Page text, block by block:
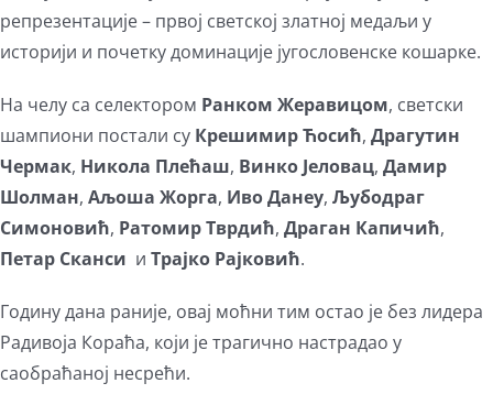
репрезентације – првој светској златној медаљи у
историји и почетку доминације југословенске кошарке.
На челу са селектором Ранком Жеравицом, светски
шампиони постали су Крешимир Ћосић, Драгутин
Чермак, Никола Плећаш, Винко Јеловац, Дамир
Шолман, Аљоша Жорга, Иво Данеу, Љубодраг
Симоновић, Ратомир Тврдић, Драган Капичић,
Петар Сканси и Трајко Рајковић.
Годину дана раније, овај моћни тим остао је без лидера
Радивоја Кораћа, који је трагично настрадао у
саобраћаној несрећи.